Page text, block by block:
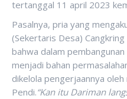
tertanggal 11 april 2023
Pasalnya, pria yang
(Sekertaris Desa)
bahwa dalam
menjadi bahan
dikelola pengerjaannya
Pendi.“Kan itu Dariman